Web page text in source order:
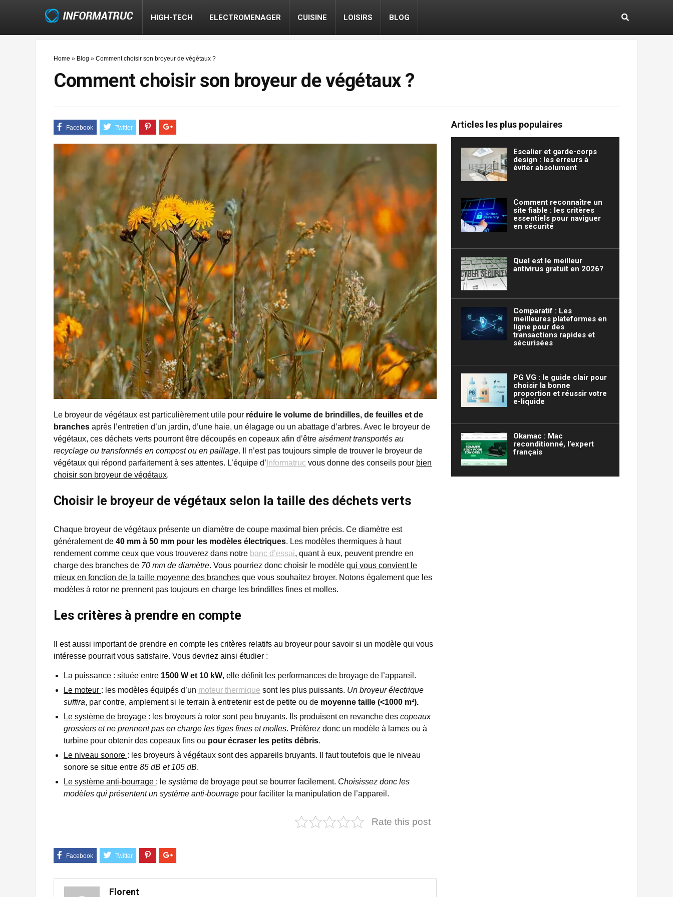
HIGH-TECH ELECTROMENAGER CUISINE LOISIRS BLOG
Home » Blog » Comment choisir son broyeur de végétaux ?
Comment choisir son broyeur de végétaux ?
Le broyeur de végétaux est particulièrement utile pour réduire le volume de brindilles, de feuilles et de
branches après l’entretien d’un jardin, d’une haie, un élagage ou un abattage d’arbres. Avec le broyeur de
végétaux, ces déchets verts pourront être découpés en copeaux afin d’être aisément transportés au
recyclage ou transformés en compost ou en paillage. Il n’est pas toujours simple de trouver le broyeur de
végétaux qui répond parfaitement à ses attentes. L’équipe d’ Informatruc vous donne des conseils pour bien
choisir son broyeur de végétaux.
Choisir le broyeur de végétaux selon la taille des déchets verts
Chaque broyeur de végétaux présente un diamètre de coupe maximal bien précis. Ce diamètre est
généralement de 40 mm à 50 mm pour les modèles électriques. Les modèles thermiques à haut
rendement comme ceux que vous trouverez dans notre banc d’essai, quant à eux, peuvent prendre en
charge des branches de 70 mm de diamètre. Vous pourriez donc choisir le modèle qui vous convient le
mieux en fonction de la taille moyenne des branches que vous souhaitez broyer. Notons également que les
modèles à rotor ne prennent pas toujours en charge les brindilles fines et molles.
Les critères à prendre en compte
Il est aussi important de prendre en compte les critères relatifs au broyeur pour savoir si un modèle qui vous
intéresse pourrait vous satisfaire. Vous devriez ainsi étudier :
La puissance : située entre 1500 W et 10 kW, elle définit les performances de broyage de l’appareil.
Le moteur : les modèles équipés d’un moteur thermique sont les plus puissants. Un broyeur électrique
suffira, par contre, amplement si le terrain à entretenir est de petite ou de moyenne taille (<1000 m²).
Le système de broyage : les broyeurs à rotor sont peu bruyants. Ils produisent en revanche des copeaux
grossiers et ne prennent pas en charge les tiges fines et molles. Préférez donc un modèle à lames ou à
turbine pour obtenir des copeaux fins ou pour écraser les petits débris.
Le niveau sonore : les broyeurs à végétaux sont des appareils bruyants. Il faut toutefois que le niveau
sonore se situe entre 85 dB et 105 dB.
Le système anti-bourrage : le système de broyage peut se bourrer facilement. Choisissez donc les
modèles qui présentent un système anti-bourrage pour faciliter la manipulation de l’appareil.
Rate this post
Florent
Articles les plus populaires
Escalier et garde-corps
design : les erreurs à
éviter absolument
Comment reconnaître un
site fiable : les critères
essentiels pour naviguer
en sécurité
Quel est le meilleur
antivirus gratuit en 2026?
Comparatif : Les
meilleures plateformes en
ligne pour des
transactions rapides et
sécurisées
PG VG : le guide clair pour
choisir la bonne
proportion et réussir votre
e-liquide
Okamac : Mac
reconditionné, l’expert
français